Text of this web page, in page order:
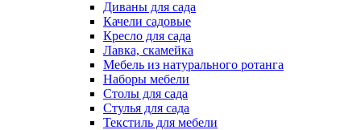
Диваны для сада
Качели садовые
Кресло для сада
Лавка, скамейка
Мебель из натурального ротанга
Наборы мебели
Столы для сада
Стулья для сада
Текстиль для мебели